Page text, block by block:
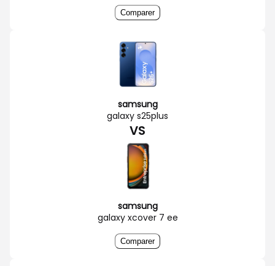
Comparer
samsung
galaxy s25plus
VS
samsung
galaxy xcover 7 ee
Comparer